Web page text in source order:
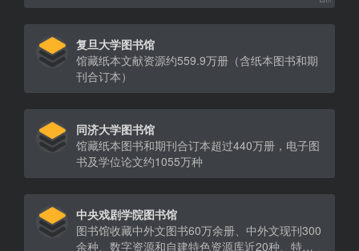
复旦大学图书馆
馆藏纸本文献资源约559.9万册（含纸本图书和期
刊合订本）
同济大学图书馆
馆藏纸本图书和期刊合订本超过440万册，电子图
书及学位论文约1055万种
中央戏剧学院图书馆
图书馆收藏中外文图书60万余册、中外文现刊300
余种、数字资源和自建特色资源库近20种、特色